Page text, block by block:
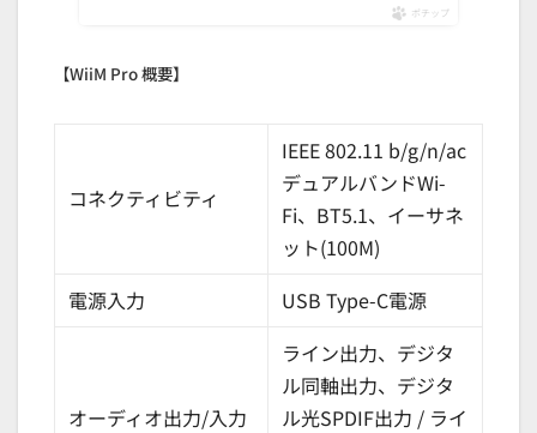
ポチップ
【WiiM Pro 概要】
コネクティビティ
IEEE 802.11 b/g/n/ac
デュアルバンドWi-
Fi、BT5.1、イーサネ
ット(100M)
電源入力
USB Type-C電源
オーディオ出力/入力
ライン出力、デジタ
ル同軸出力、デジタ
ル光SPDIF出力 / ライ